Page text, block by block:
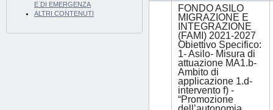
E DI EMERGENZA
ALTRI CONTENUTI
FONDO ASILO
MIGRAZIONE E
INTEGRAZIONE
(FAMI) 2021-2027
Obiettivo Specifico:
1- Asilo- Misura di
attuazione MA1.b-
Ambito di
applicazione 1.d-
intervento f) -
“Promozione